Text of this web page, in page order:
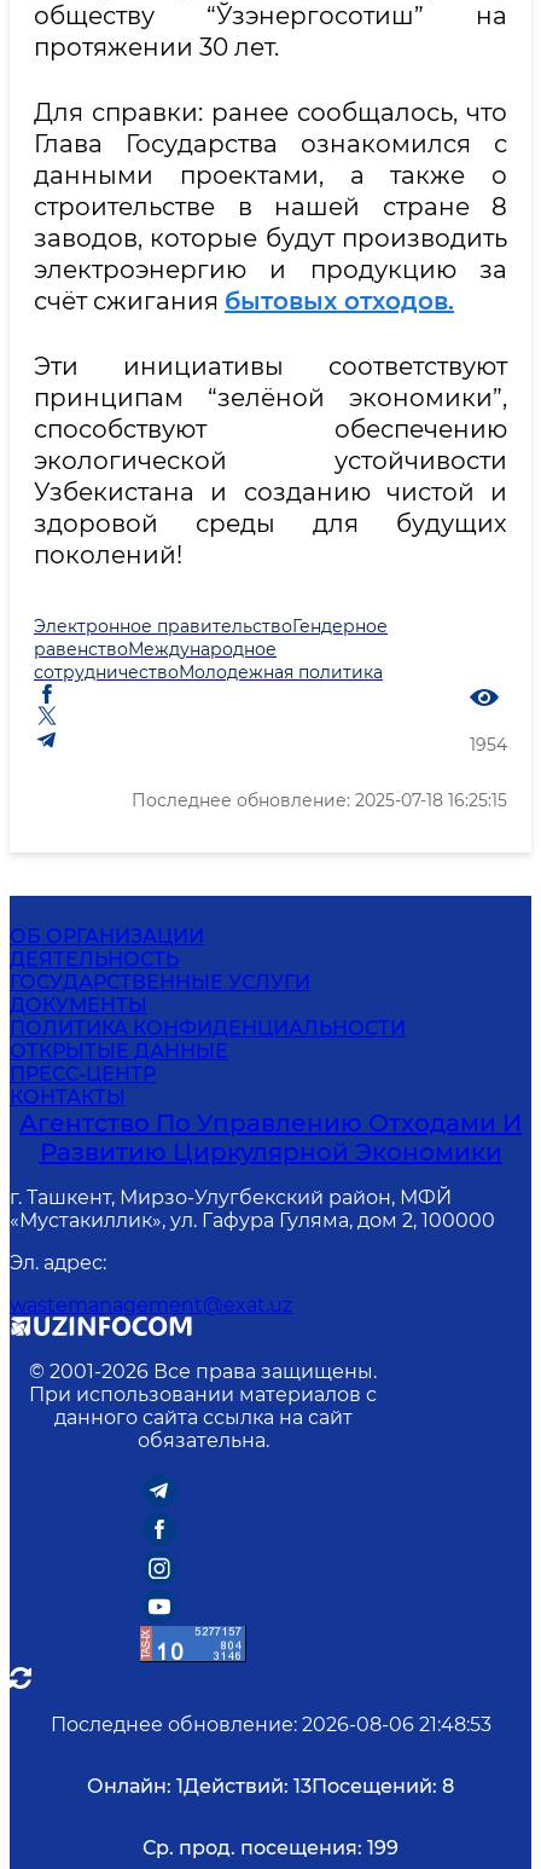
обществу “Ўзэнергосотиш” на
протяжении 30 лет.
Для справки: ранее сообщалось, что
Глава Государства ознакомился с
данными проектами, а также о
строительстве в нашей стране 8
заводов, которые будут производить
электроэнергию и продукцию за
счёт сжигания бытовых отходов.
Эти инициативы соответствуют
принципам “зелёной экономики”,
способствуют обеспечению
экологической устойчивости
Узбекистана и созданию чистой и
здоровой среды для будущих
поколений!
Электронное правительствоГендерное
равенствоМеждународное
сотрудничествоМолодежная политика
1954
Последнее обновление: 2025-07-18 16:25:15
ОБ ОРГАНИЗАЦИИ
ДЕЯТЕЛЬНОСТЬ
ГОСУДАРСТВЕННЫЕ УСЛУГИ
ДОКУМЕНТЫ
ПОЛИТИКА КОНФИДЕНЦИАЛЬНОСТИ
ОТКРЫТЫЕ ДАННЫЕ
ПРЕСС-ЦЕНТР
КОНТАКТЫ
Агентство По Управлению Отходами И
Развитию Циркулярной Экономики
г. Ташкент, Мирзо-Улугбекский район, МФЙ
«Мустакиллик», ул. Гафура Гуляма, дом 2, 100000
Эл. адрес:
wastemanagement@exat.uz
© 2001-2026 Все права защищены.
При использовании материалов с
данного сайта ссылка на сайт
обязательна.
Последнее обновление: 2026-08-06 21:48:53
Онлайн: 1Действий: 13Посещений: 8
Ср. прод. посещения: 199